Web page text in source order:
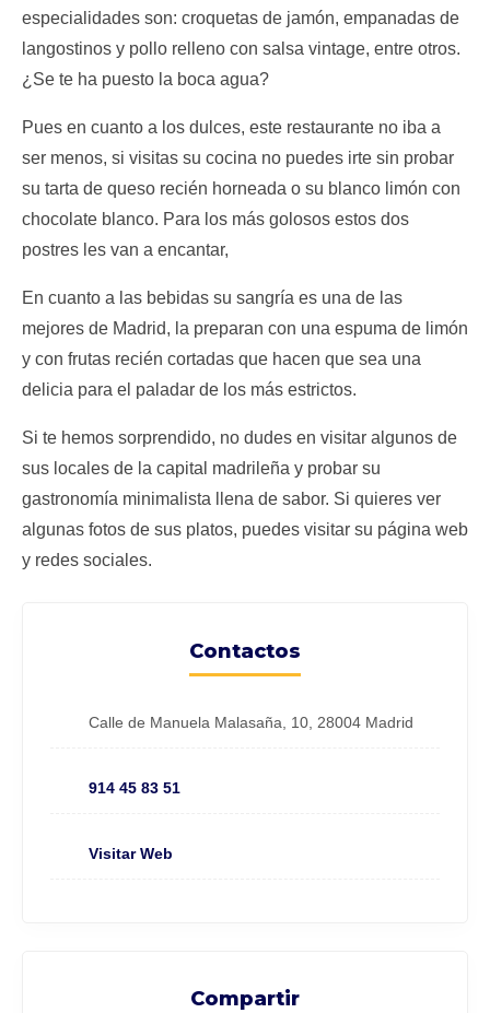
Contactos
Calle de Manuela Malasaña, 10, 28004 Madrid
914 45 83 51
Visitar Web
Compartir
especialidades son: croquetas de jamón, empanadas de
langostinos y pollo relleno con salsa vintage, entre otros.
¿Se te ha puesto la boca agua?
Pues en cuanto a los dulces, este restaurante no iba a
ser menos, si visitas su cocina no puedes irte sin probar
su tarta de queso recién horneada o su blanco limón con
chocolate blanco. Para los más golosos estos dos
postres les van a encantar,
En cuanto a las bebidas su sangría es una de las
mejores de Madrid, la preparan con una espuma de limón
y con frutas recién cortadas que hacen que sea una
delicia para el paladar de los más estrictos.
Si te hemos sorprendido, no dudes en visitar algunos de
sus locales de la capital madrileña y probar su
gastronomía minimalista llena de sabor. Si quieres ver
algunas fotos de sus platos, puedes visitar su página web
y redes sociales.